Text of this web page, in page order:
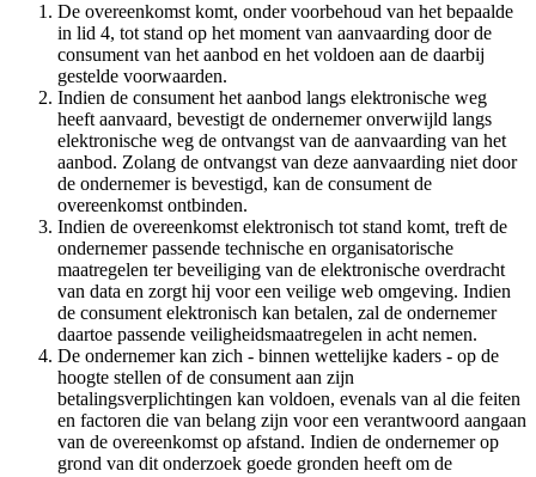
De overeenkomst komt, onder voorbehoud van het bepaalde
in lid 4, tot stand op het moment van aanvaarding door de
consument van het aanbod en het voldoen aan de daarbij
gestelde voorwaarden.
Indien de consument het aanbod langs elektronische weg
heeft aanvaard, bevestigt de ondernemer onverwijld langs
elektronische weg de ontvangst van de aanvaarding van het
aanbod. Zolang de ontvangst van deze aanvaarding niet door
de ondernemer is bevestigd, kan de consument de
overeenkomst ontbinden.
Indien de overeenkomst elektronisch tot stand komt, treft de
ondernemer passende technische en organisatorische
maatregelen ter beveiliging van de elektronische overdracht
van data en zorgt hij voor een veilige web omgeving. Indien
de consument elektronisch kan betalen, zal de ondernemer
daartoe passende veiligheidsmaatregelen in acht nemen.
De ondernemer kan zich - binnen wettelijke kaders - op de
hoogte stellen of de consument aan zijn
betalingsverplichtingen kan voldoen, evenals van al die feiten
en factoren die van belang zijn voor een verantwoord aangaan
van de overeenkomst op afstand. Indien de ondernemer op
grond van dit onderzoek goede gronden heeft om de